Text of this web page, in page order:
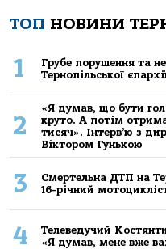
ТОП НОВИНИ
1
Грубе порушення та
Тернопільської
2
«Я думав, що бути
круто. А потім
тисяч». Інтерв’ю з
Віктором Гунькою
3
Смертельнa ДТП нa
16-річний
4
Телеведучий
«Я думав, мене вже